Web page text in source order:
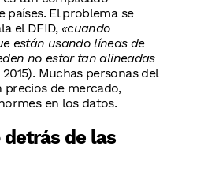
El problema se
el DFID, «cuando
están usando líneas de
no estar tan alineadas
2015). Muchas personas del
precios de mercado,
en los datos.
de las